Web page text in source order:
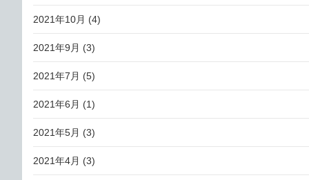
2021年10月 (4)
2021年9月 (3)
2021年7月 (5)
2021年6月 (1)
2021年5月 (3)
2021年4月 (3)